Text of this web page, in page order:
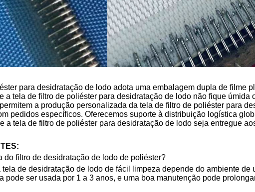
para desidratação de lodo adota uma embalagem dupla de filme
a tela de filtro de poliéster para desidratação de lodo não fique úmida
a produção personalizada da tela de filtro de poliéster para
pedidos específicos. Oferecemos suporte à distribuição logística
a tela de filtro de poliéster para desidratação de lodo seja entregue
do filtro de desidratação de lodo de poliéster?
tela de desidratação de lodo de fácil limpeza depende do ambiente de
pode ser usada por 1 a 3 anos, e uma boa manutenção pode